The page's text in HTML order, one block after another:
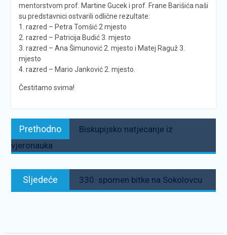
mentorstvom prof. Martine Gucek i prof. Frane Barišića naši
su predstavnici ostvarili odlične rezultate:
1. razred – Petra Tomšić 2 mjesto
2. razred – Patricija Budić 3. mjesto
3. razred – Ana Šimunović 2. mjesto i Matej Raguž 3.
mjesto
4. razred – Mario Janković 2. mjesto.
Čestitamo svima!
Navigacija
objava
Prethodno
Biskupijsko natjecanje iz
vjeronauka
Sljedeće 330. spomen bitke na Sokolovcu